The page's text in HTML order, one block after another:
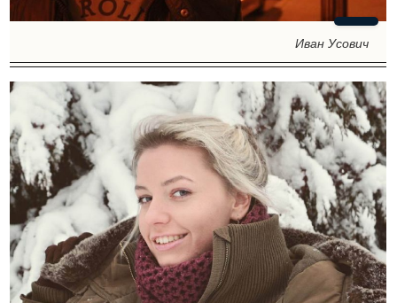
Иван Усович